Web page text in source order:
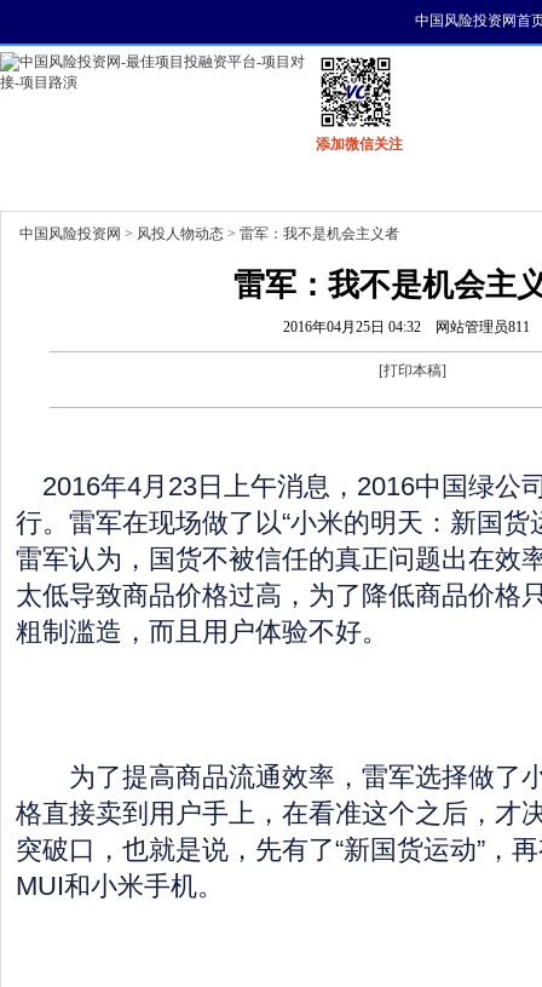
中国风险投资网首
添加微信关注
中国风险投资网 > 风投人物动态 > 雷军：我不是机会主义者
雷军：我不是机会主
2016年04月25日 04:32 网站管理员811
[打印本稿]
2016年4月23日上午消息，2016中国绿公
行。雷军在现场做了以“小米的明天：新国货
雷军认为，国货不被信任的真正问题出在效
太低导致商品价格过高，为了降低商品价格
粗制滥造，而且用户体验不好。
为了提高商品流通效率，雷军选择做了
格直接卖到用户手上，在看准这个之后，才
突破口，也就是说，先有了“新国货运动”，
MUI和小米手机。